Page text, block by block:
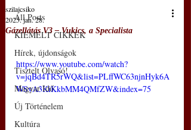
All Posts
KIEMELT CIKKEK
Hírek, újdonságok
Tisztelt Olvasó!
Magyar Idő
Új Történelem
Kultúra
Gázellátás V3 ‒ Vukics, a Specialista
szilajcsiko
2025. jan. 28.
https://www.youtube.com/watch?
v=jqBd4TR5rWQ&list=PLffWC63njnHyk6A
WSvA3KiKkbMM4QMfZW&index=75